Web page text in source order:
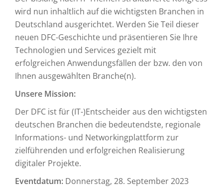
wird nun inhaltlich auf die wichtigsten Branchen in
Deutschland ausgerichtet. Werden Sie Teil dieser
neuen DFC-Geschichte und präsentieren Sie Ihre
Technologien und Services gezielt mit
erfolgreichen Anwendungsfällen der bzw. den von
Ihnen ausgewählten Branche(n).
Unsere Mission:
Der DFC ist für (IT-)Entscheider aus den wichtigsten
deutschen Branchen die bedeutendste, regionale
Informations- und Networkingplattform zur
zielführenden und erfolgreichen Realisierung
digitaler Projekte.
Eventdatum: Donnerstag, 28. September 2023